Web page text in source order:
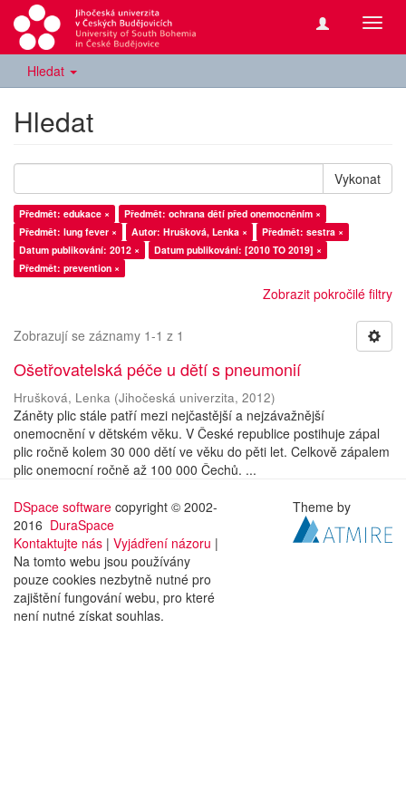
Hledat
Hledat
Vykonat
Předmět: edukace ×
Předmět: ochrana dětí před onemocněním ×
Předmět: lung fever ×
Autor: Hrušková, Lenka ×
Předmět: sestra ×
Datum publikování: 2012 ×
Datum publikování: [2010 TO 2019] ×
Předmět: prevention ×
Zobrazit pokročilé filtry
Zobrazují se záznamy 1-1 z 1
Ošetřovatelská péče u dětí s pneumonií
Hrušková, Lenka (Jihočeská univerzita, 2012)
Záněty plic stále patří mezi nejčastější a nejzávažnější
onemocnění v dětském věku. V České republice postihuje zápal
plic ročně kolem 30 000 dětí ve věku do pěti let. Celkově zápalem
plic onemocní ročně až 100 000 Čechů. ...
DSpace software copyright © 2002-
2016 DuraSpace
Kontaktujte nás | Vyjádření názoru |
Na tomto webu jsou používány
pouze cookies nezbytně nutné pro
zajištění fungování webu, pro které
není nutné získat souhlas.
Theme by